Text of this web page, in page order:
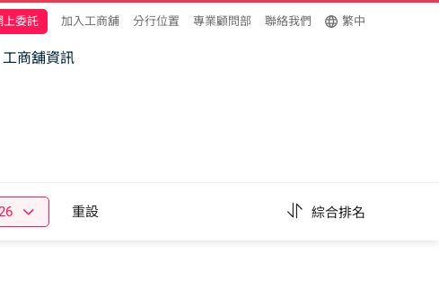
上委託 加入工商舖 分行位置 專業顧問部 聯絡我們 繁中
工商舖資訊
重設 綜合排名